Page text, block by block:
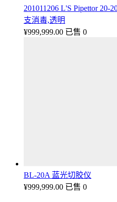
201011206 L'S Pipettor
支消毒,透明
¥999,999.00 已售 0
BL-20A 蓝光切胶仪
¥999,999.00 已售 0